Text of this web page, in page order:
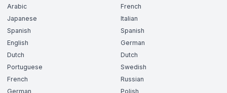
Arabic
Japanese
Spanish
English
Dutch
Portuguese
French
German
French
Italian
Spanish
German
Dutch
Swedish
Russian
Polish